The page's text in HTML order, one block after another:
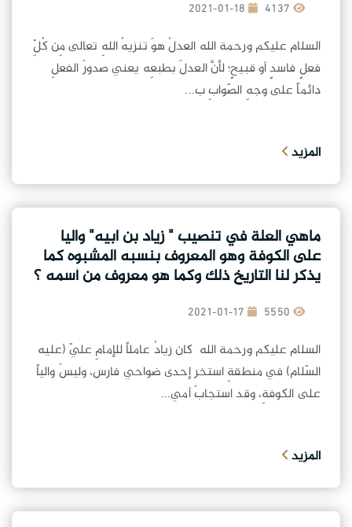
2021-01-18
السلام عليكم ورحمة الله العدلُ هوَ تنزيهُ اللهِ تعالى مِن كُلِّ
فعلٍ فاسدٍ أو قبيحٍ؛ لأنَّ العدلَ بطبعِه يعني صدورَ الفعلِ
دائماً على وجهِ الصّوابِ ب...
المزيد
ماهي العلة في تنصيب " زياد بن ابيه" واليا
على الكوفة وهو المعروف بنسبه المشبوه كما
يذكر لنا التاريخ ذلك وكما هو معروف من أسمه ؟
2021-01-17
السلام عليكم ورحمة الله كان زيادُ عاملاً للإمامِ عليّ (عليه
السّلام) في منطقةِ استخر إحدى ضواحي فارس، وليسَ والياً
على الكوفةِ، وقد استجابَ أمي...
المزيد